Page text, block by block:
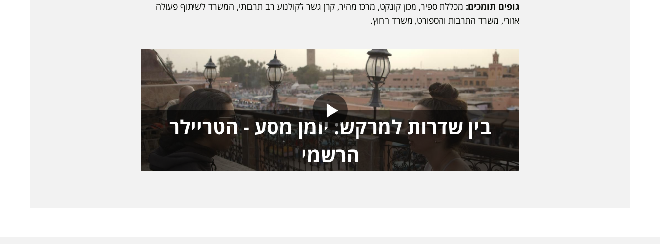
גופים תומכים: מכללת ספיר, מכון קונקט, מרכז מהיר, קרן גשר לקולנוע רב תרבותי, המשרד לשיתוף פעולה
אזורי, משרד התרבות והספורט, משרד החוץ.
בין שדרות למרקש: יומן מסע - הטריילר
הרשמי